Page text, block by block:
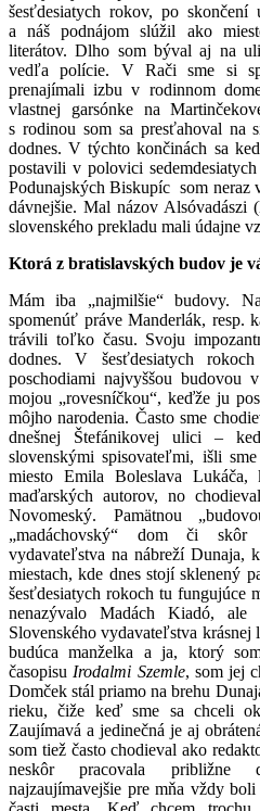
šesťdesiatych rokov, po
a náš podnájom slúžil ako
literátov. Dlho som býval aj na
vedľa polície. V Rači sme si
prenajímali izbu v rodinnom
vlastnej garsónke na
s rodinou som sa presťahoval na
dodnes. V týchto končinách sa
postavili v polovici
Podunajských Biskupíc som neraz
dávnejšie. Mal názov
slovenského prekladu mali údajne
Ktorá z bratislavských budov je
Mám iba „najmilšie“ budovy.
spomenúť práve Manderlák, resp.
trávili toľko času. Svoju
dodnes. V šesťdesiatych
poschodiami najvyššou budovou
mojou „rovesníčkou“, keďže ju
môjho narodenia. Často sme
dnešnej Štefánikovej ulici –
slovenskými spisovateľmi, išli
miesto Emila Boleslava
maďarských autorov, no
Novomeský. Pamätnou
„madáchovský“ dom či skôr
vydavateľstva na nábreží Dunaja,
miestach, kde dnes stojí sklenený
šesťdesiatych rokoch tu fungujúce
nenazývalo Madách Kiadó,
Slovenského vydavateľstva krásnej
budúca manželka a ja, ktorý
časopisu Irodalmi Szemle, som jej
Domček stál priamo na brehu
rieku, čiže keď sme sa chceli
Zaujímavá a jedinečná je aj
som tiež často chodieval ako
neskôr pracovala približne
najzaujímavejšie pre mňa vždy